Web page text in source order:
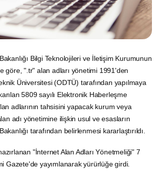
Bilgi Teknolojileri ve İletişim Kurumunun
göre, ".tr" alan adları yönetimi 1991'den
Üniversitesi (ODTÜ) tarafından yapılmaya
5809 sayılı Elektronik Haberleşme
adlarının tahsisini yapacak kurum veya
adı yönetimine ilişkin usul ve esasların
tarafından belirlenmesi kararlaştırıldı.
"İnternet Alan Adları Yönetmeliği" 7
Gazete'de yayımlanarak yürürlüğe girdi.